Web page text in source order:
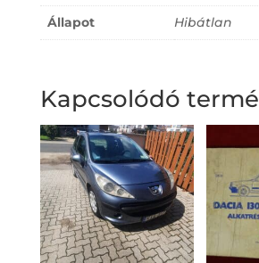
Állapot Hibátlan
Kapcsolódó